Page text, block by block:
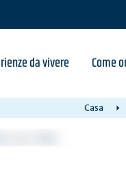
da vivere Come
Casa